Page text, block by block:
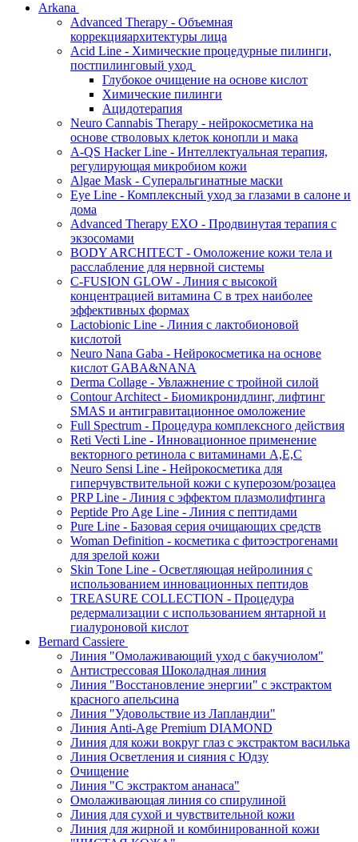
Arkana
Advanced Therapy - Объемная
коррекцияархитектуры лица
Acid Line - Химические процедурные пилинги,
постпилинговый уход
Глубокое очищение на основе кислот
Химические пилинги
Ацидотерапия
Neuro Cannabis Therapy - нейрокосметика на
основе стволовых клеток конопли и мака
A-QS Hacker Line - Интеллектуальная терапия,
регулирующая микробиом кожи
Algae Mask - Суперальгинатные маски
Eye Line - Комплексный уход за глазами в салоне и
дома
Advanced Therapy EXO - Продвинутая терапия с
экзосомами
BODY ARCHITECT - Омоложение кожи тела и
расслабление для нервной системы
C-FUSION GLOW - Линия с высокой
концентрацией витамина C в трех наиболее
эффективных формах
Lactobionic Line - Линия с лактобионовой
кислотой
Neuro Nana Gaba - Нейрокосметика на основе
кислот GABA&NANA
Derma Collage - Увлажнение с тройной силой
Contour Architect - Биомикронидлинг, лифтинг
SMAS и антигравитационное омоложение
Full Spectrum - Процедура комплексного действия
Reti Vecti Line - Инновационное применение
векторного ретинола с витаминами A,Е,С
Neuro Sensi Line - Нейрокосметика для
гиперчувствительной кожи с куперозом/розацеа
PRP Line - Линия с эффектом плазмолифтинга
Peptide Pro Age Line - Линия с пептидами
Pure Line - Базовая серия очищающих средств
Woman Definition - косметика с фитоэстрогенами
для зрелой кожи
Skin Tone Line - Осветляющая нейролиния с
использованием инновационных пептидов
TREASURE COLLECTION - Процедура
редермализации с использованием янтарной и
гиалуроновой кислот
Bernard Cassiere
Линия "Омолаживающий уход с бакучиолом"
Антистрессовая Шоколадная линия
Линия "Восстановление энергии" с экстрактом
красного апельсина
Линия "Удовольствие из Лапландии"
Линия Anti-Age Premium DIAMOND
Линия для кожи вокруг глаз с экстрактом василька
Линия Осветления и сияния с Юдзу
Очищение
Линия "С экстрактом ананаса"
Омолаживающая линия со спирулиной
Линия для сухой и чувствительной кожи
Линия для жирной и комбинированной кожи